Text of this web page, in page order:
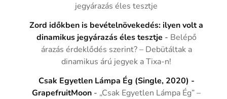
jegyárazás éles tesztje
Zord időkben is bevételnövekedés: ilyen volt a
dinamikus jegyárazás éles tesztje - Belépő
árazás érdeklődés szerint? – Debütáltak a
dinamikus árú jegyek a Tixa-n!
Csak Egyetlen Lámpa Ég (Single, 2020) -
GrapefruitMoon - „Csak Egyetlen Lámpa Ég” –